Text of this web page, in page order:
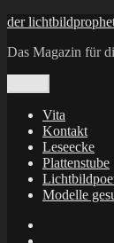
Zum
springen
der
Das Magazin für
Vita
Kontakt
Leseecke
Plattenstube
Modelle